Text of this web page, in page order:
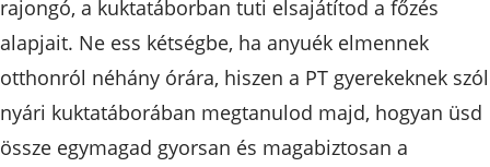
rajongó, a kuktatáborban tuti elsajátítod a főzés
alapjait. Ne ess kétségbe, ha anyuék elmennek
otthonról néhány órára, hiszen a PT gyerekeknek
nyári kuktatáborában megtanulod majd, hogyan üsd
össze egymagad gyorsan és magabiztosan a